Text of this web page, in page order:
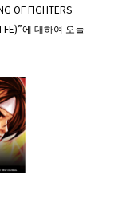
OF FIGHTERS
FE)”에 대하여 오늘